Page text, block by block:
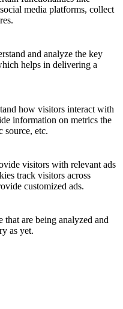
media platforms, collect
and analyze the key
helps in delivering a
how visitors interact with
information on metrics the
source, etc.
visitors with relevant ads
track visitors across
customized ads.
that are being analyzed and
as yet.